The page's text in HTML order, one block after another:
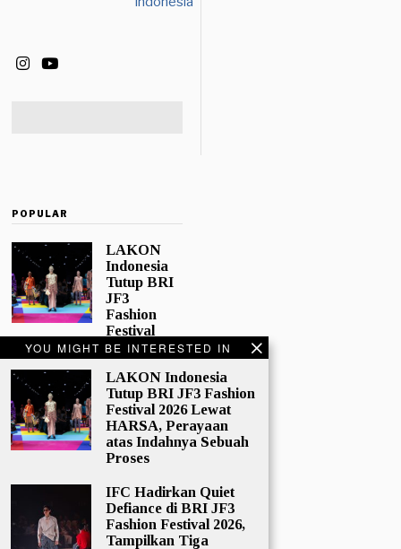
YOU MIGHT BE INTERESTED IN
LAKON Indonesia
Tutup BRI JF3 Fashion
Festival 2026 Lewat
HARSA, Perayaan
atas Indahnya Sebuah
Proses
IFC Hadirkan Quiet
Defiance di BRI JF3
Fashion Festival 2026,
Tampilkan Tiga
POPULAR
LAKON
Indonesia
Tutup BRI
JF3
Fashion
Festival
2026 Lewat
HARSA,
Perayaan
atas
Indahnya
Sebuah
Proses
Tidak semua
untuk
mengikuti
tren yang
bergerak